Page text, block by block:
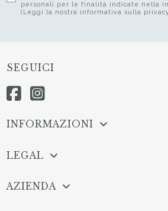
personali per le finalità indicate nella
(Leggi la nostra informativa sulla
SEGUICI
INFORMAZIONI
LEGAL
AZIENDA